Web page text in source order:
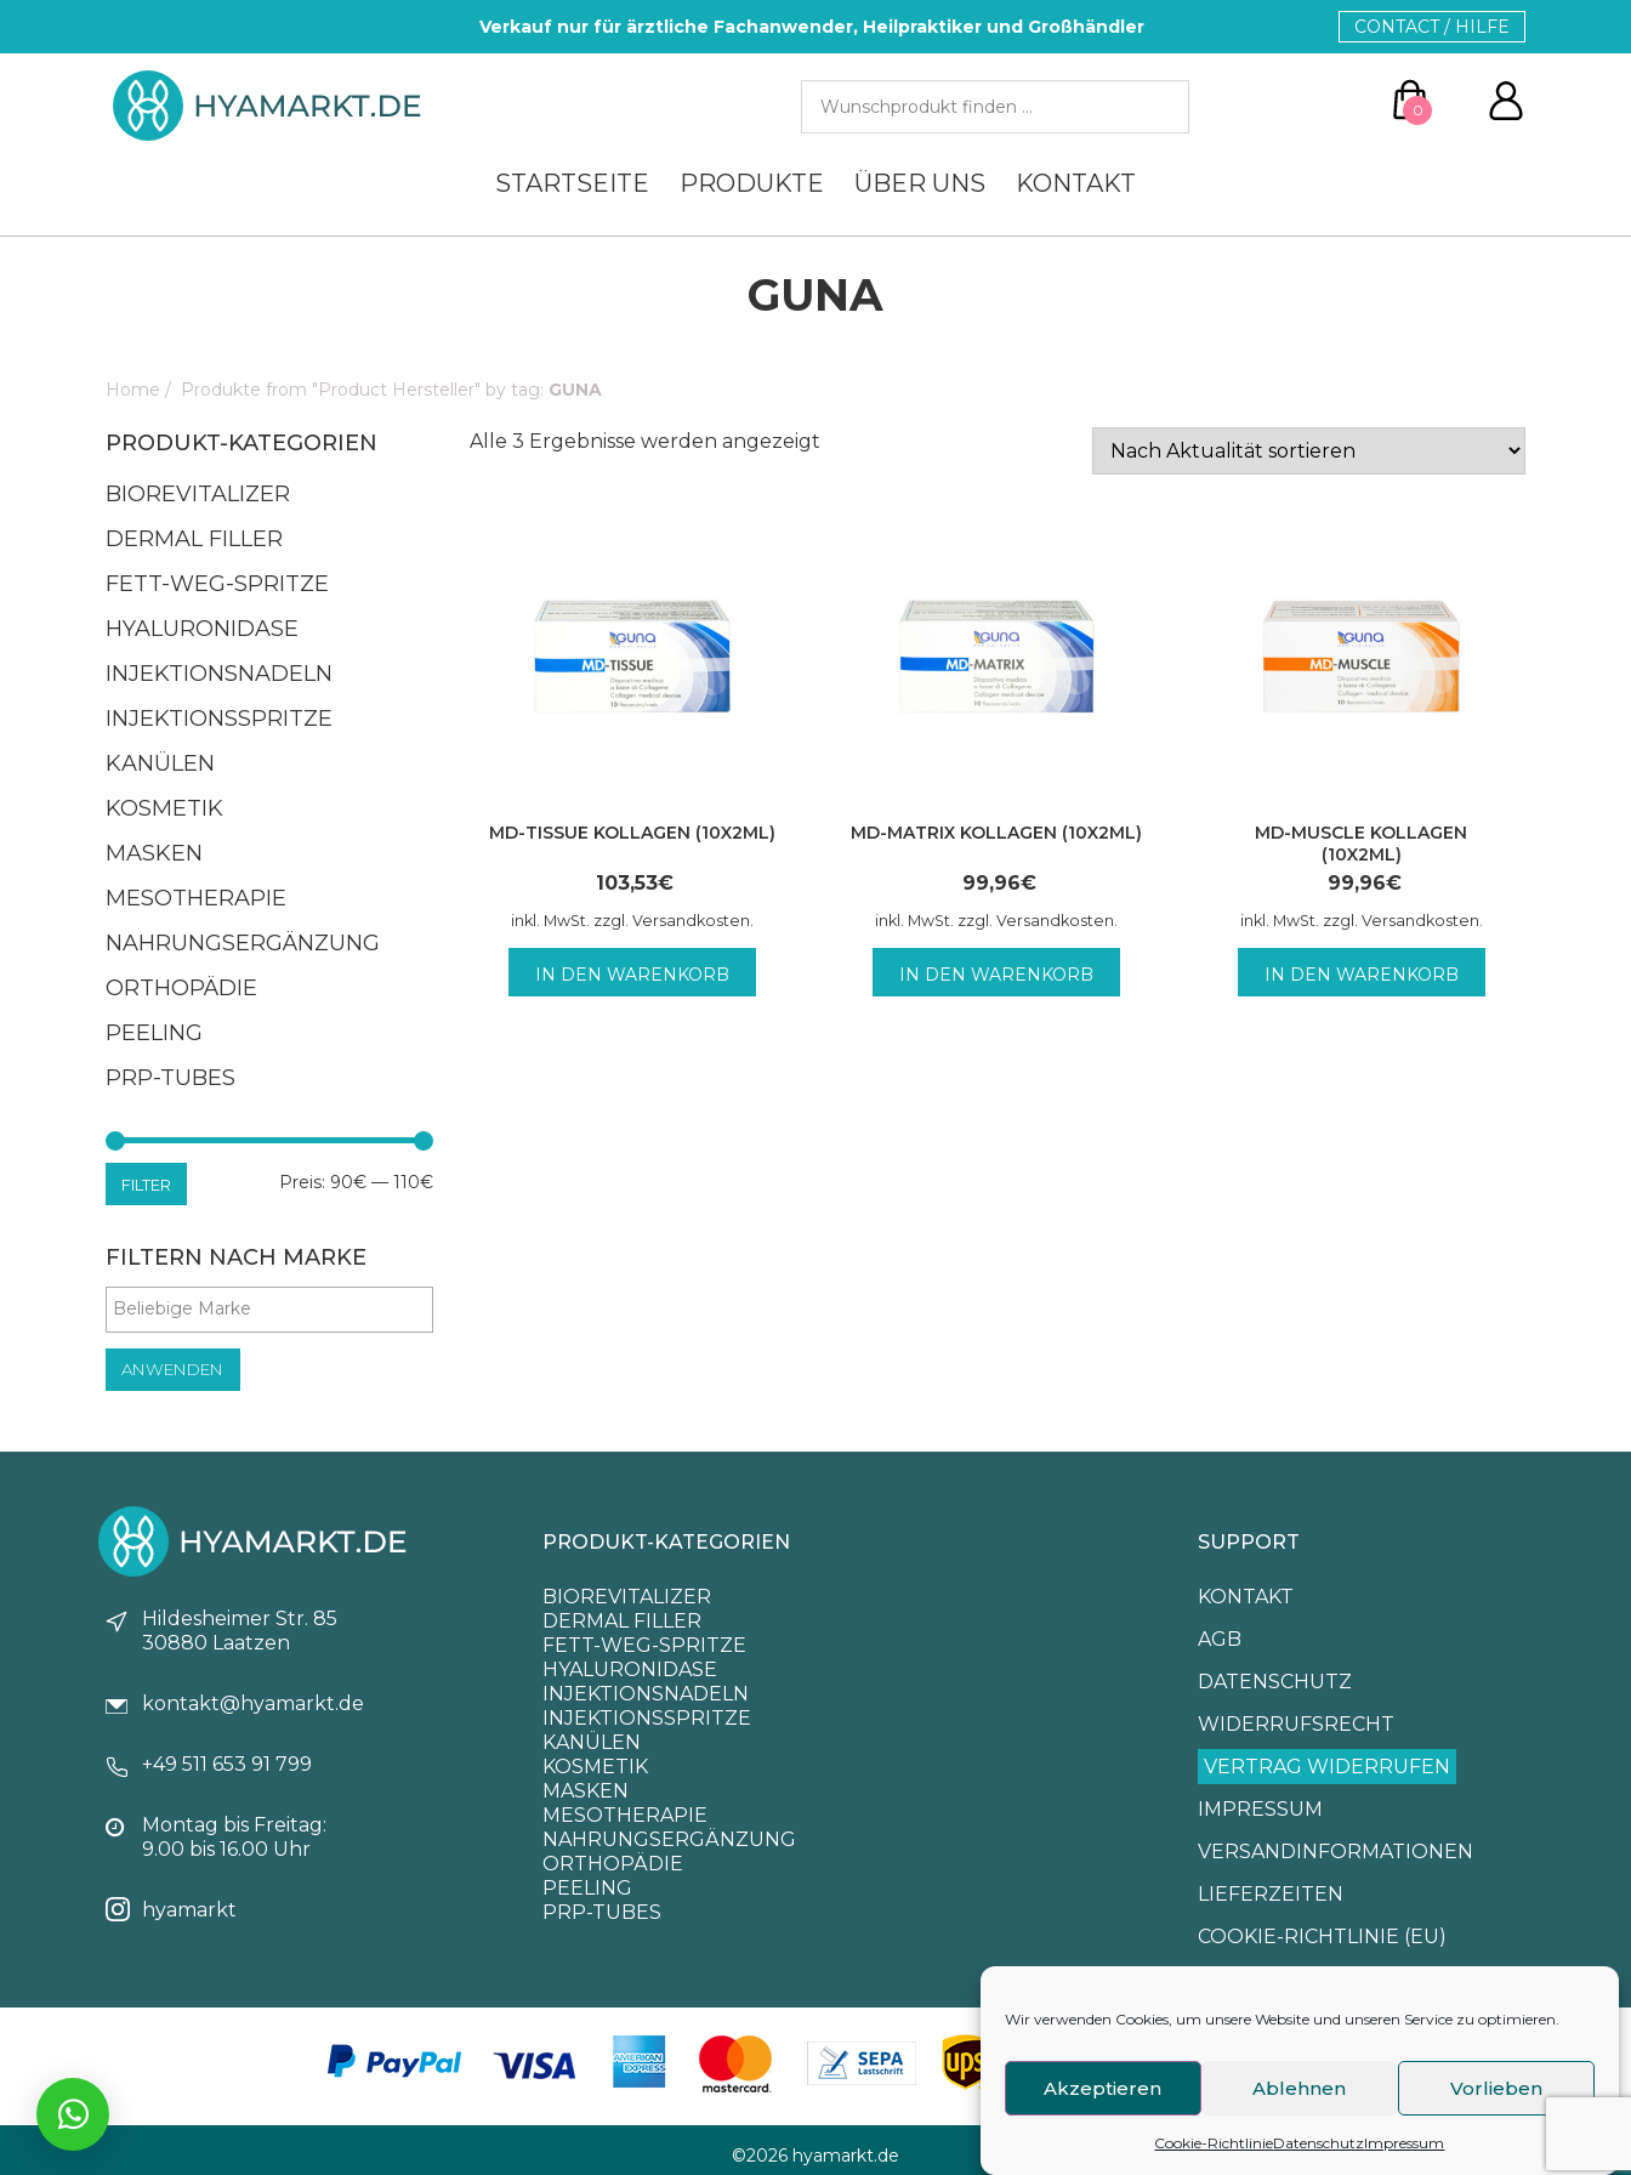
Wir verwenden Cookies, um unsere Website und unseren Service zu optimieren.
Akzeptieren Ablehnen Vorlieben
Cookie-RichtlinieDatenschutzImpressum
Verkauf nur für ärztliche Fachanwender, Heilpraktiker und Großhändler CONTACT / HILFE
0
WEITER EINKAUFEN
STARTSEITE PRODUKTE ÜBER UNS KONTAKT
GUNA
Home / Produkte from "Product Hersteller" by tag: GUNA
PRODUKT-KATEGORIEN
BIOREVITALIZER
DERMAL FILLER
FETT-WEG-SPRITZE
HYALURONIDASE
INJEKTIONSNADELN
INJEKTIONSSPRITZE
KANÜLEN
KOSMETIK
MASKEN
MESOTHERAPIE
NAHRUNGSERGÄNZUNG
ORTHOPÄDIE
PEELING
PRP-TUBES
Min.
Max.
FILTER Preis: 90€ — 110€
FILTERN NACH MARKE
ANWENDEN
Alle 3 Ergebnisse werden angezeigt
MD-TISSUE KOLLAGEN (10X2ML)
103,53€
inkl. MwSt. zzgl. Versandkosten.
IN DEN WARENKORB
MD-MATRIX KOLLAGEN (10X2ML)
99,96€
inkl. MwSt. zzgl. Versandkosten.
IN DEN WARENKORB
MD-MUSCLE KOLLAGEN
(10X2ML)
99,96€
inkl. MwSt. zzgl. Versandkosten.
IN DEN WARENKORB
Hildesheimer Str. 85
30880 Laatzen
kontakt@hyamarkt.de
+49 511 653 91 799
Montag bis Freitag:
9.00 bis 16.00 Uhr
hyamarkt
PRODUKT-KATEGORIEN
BIOREVITALIZER
DERMAL FILLER
FETT-WEG-SPRITZE
HYALURONIDASE
INJEKTIONSNADELN
INJEKTIONSSPRITZE
KANÜLEN
KOSMETIK
MASKEN
MESOTHERAPIE
NAHRUNGSERGÄNZUNG
ORTHOPÄDIE
PEELING
PRP-TUBES
SUPPORT
KONTAKT
AGB
DATENSCHUTZ
WIDERRUFSRECHT
VERTRAG WIDERRUFEN
IMPRESSUM
VERSANDINFORMATIONEN
LIEFERZEITEN
COOKIE-RICHTLINIE (EU)
©2026 hyamarkt.de